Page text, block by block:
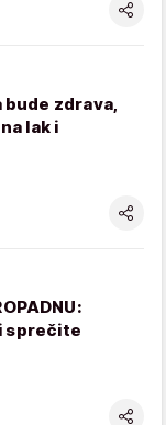
bude zdrava,
lak i
sprečite